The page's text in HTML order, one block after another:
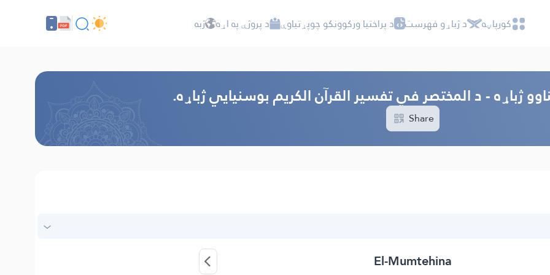
کور‌پاڼه د ژباړو فهرست د پراختیا ورکوونکو چوپړتیاوې د پروژې په اړه ژبه
ژباړه - د المختصر في تفسیر القرآن الکریم بوسنیایي ژباړه.
Share
El-Mumtehina